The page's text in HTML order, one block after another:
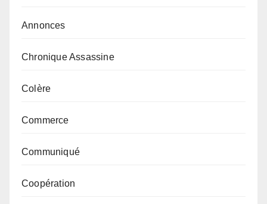
Annonces
Chronique Assassine
Colère
Commerce
Communiqué
Coopération